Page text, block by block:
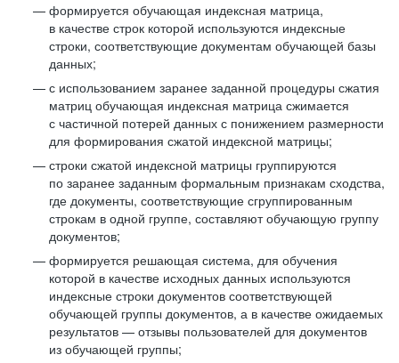
формируется обучающая индексная матрица,
в качестве строк которой используются индексные
строки, соответствующие документам обучающей базы
данных;
с использованием заранее заданной процедуры сжатия
матриц обучающая индексная матрица сжимается
с частичной потерей данных с понижением размерности
для формирования сжатой индексной матрицы;
строки сжатой индексной матрицы группируются
по заранее заданным формальным признакам сходства,
где документы, соответствующие сгруппированным
строкам в одной группе, составляют обучающую группу
документов;
формируется решающая система, для обучения
которой в качестве исходных данных используются
индексные строки документов соответствующей
обучающей группы документов, а в качестве ожидаемых
результатов — отзывы пользователей для документов
из обучающей группы;